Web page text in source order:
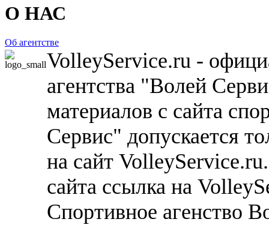
О НАС
Об агентстве
VolleyService.ru -
агентства "Волей
материалов с сайта
Сервис" допускается
на сайт
сайта ссылка на
Спортивное агенство